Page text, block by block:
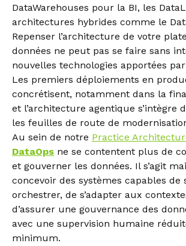
DataWarehouses pour la BI, les
architectures hybrides comme le
Repenser l’architecture de votre
données ne peut pas se faire sans
nouvelles technologies apportées par
Les premiers déploiements en
concrétisent, notamment dans la
et l’architecture agentique s’intègre
les feuilles de route de
Au sein de notre Practice
DataOps ne se contentent plus de
et gouverner les données. Il s’agit
concevoir des systèmes capables de
orchestrer, de s’adapter aux
d’assurer une gouvernance des
avec une supervision humaine
minimum.